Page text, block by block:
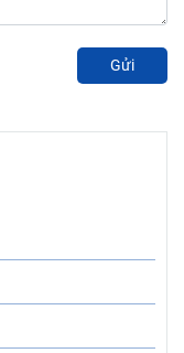
Gửi